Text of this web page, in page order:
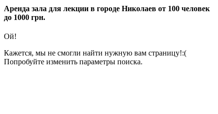
Аренда зала для лекции в городе Николаев от 100 человек
до 1000 грн.
Ой!
Кажется, мы не смогли найти нужную вам страницу!:(
Попробуйте изменить параметры поиска.